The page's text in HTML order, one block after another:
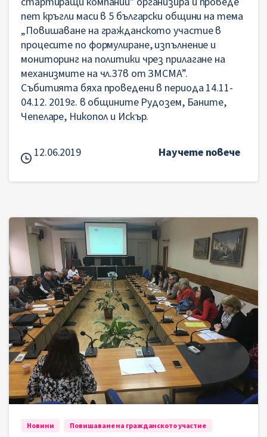
пет кръгли маси в 5 български общини на тема
„Повишаване на гражданското участие в
процесите по формулиране, изпълнение и
мониторинг на политики чрез прилагане на
механизмите на чл.37в от ЗМСМА”.
Събитията бяха проведени в периода 14.11-
04.12. 2019г. в общините Рудозем, Баните,
Чепеларе, Никопол и Искър.
12.06.2019 Научете повече
Новини Повишаване на гражданското участие